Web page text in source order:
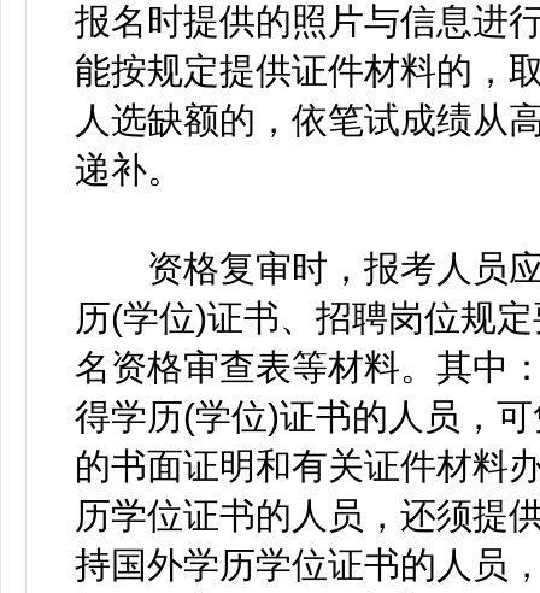
报名时提供的照片与信息进
能按规定提供证件材料的，
人选缺额的，依笔试成绩从
递补。
资格复审时，报考人员应
历(学位)证书、招聘岗位规
名资格审查表等材料。其中
得学历(学位)证书的人员，
的书面证明和有关证件材料
历学位证书的人员，还须提
持国外学历学位证书的人员